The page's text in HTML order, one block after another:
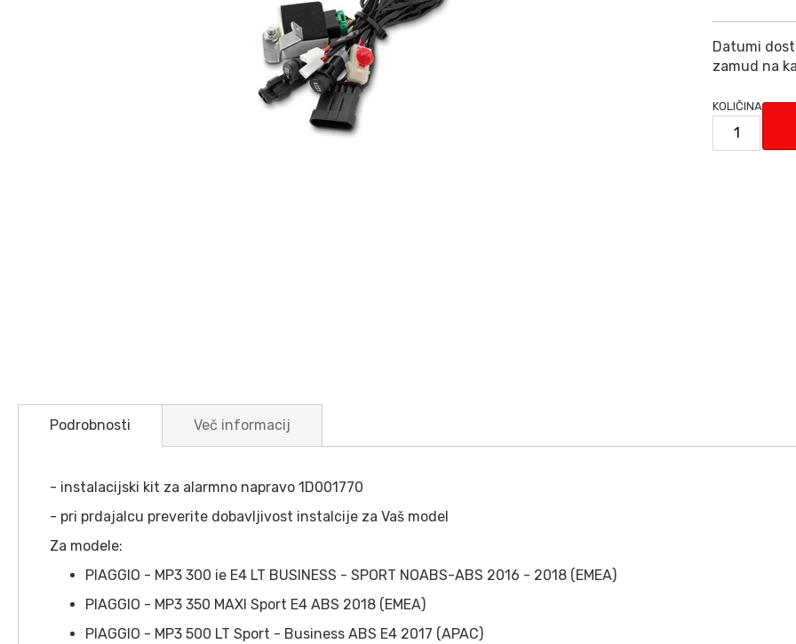
Datumi
zamud na
KOLIČINA
na
začetekPodrobnosti
- instalacijski kit za alarmno napravo 1D001770
- pri prdajalcu preverite dobavljivost instalcije za Vaš model
Za modele:
PIAGGIO - MP3 300 ie E4 LT BUSINESS - SPORT NOABS-ABS 2016 - 2018 (EMEA)
PIAGGIO - MP3 350 MAXI Sport E4 ABS 2018 (EMEA)
PIAGGIO - MP3 500 LT Sport - Business ABS E4 2017 (APAC)
Več informacij